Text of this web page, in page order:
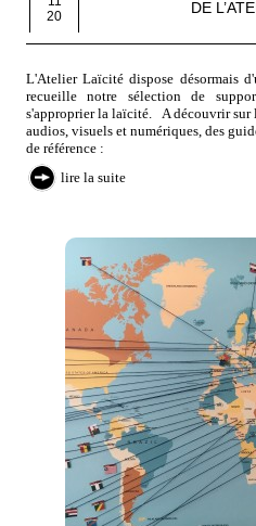
20
DE
L'Atelier Laïcité dispose désormais
recueille notre sélection de
s'approprier la laïcité. A découvrir sur
audios, visuels et numériques, des
de référence :
lire la suite